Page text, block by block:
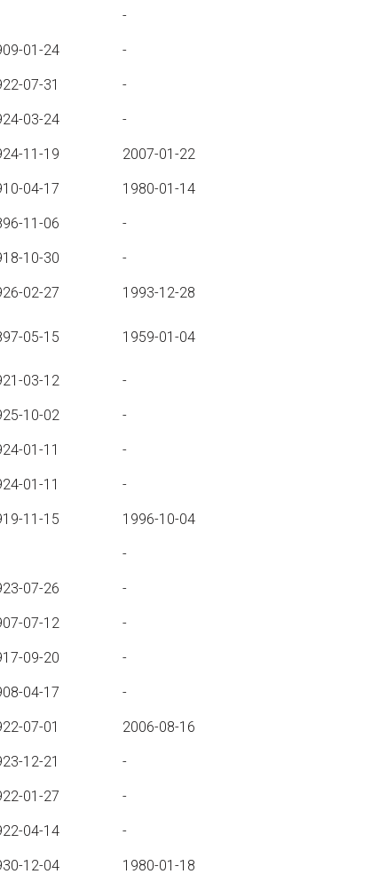
-
01-24 -
07-31 -
03-24 -
11-19 2007-01-22
04-17 1980-01-14
11-06 -
10-30 -
02-27
1993-12-28
05-15 1959-01-04
03-12 -
10-02 -
01-11 -
01-11 -
11-15 1996-10-04
-
07-26 -
07-12 -
09-20 -
04-17 -
07-01 2006-08-16
12-21 -
01-27 -
04-14 -
12-04 1980-01-18